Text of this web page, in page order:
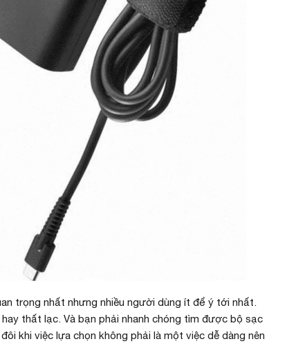
trọng nhất nhưng nhiều người dùng ít để ý tới nhất.
thất lạc. Và bạn phải nhanh chóng tìm được bộ sạc
khi việc lựa chọn không phải là một việc dễ dàng nên